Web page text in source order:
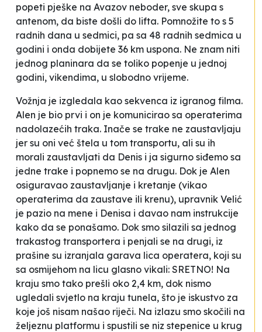
popeti pješke na Avazov neboder, sve skupa s
antenom, da biste došli do lifta. Pomnožite to s 5
radnih dana u sedmici, pa sa 48 radnih sedmica u
godini i onda dobijete 36 km uspona. Ne znam niti
jednog planinara da se toliko popenje u jednoj
godini, vikendima, u slobodno vrijeme.
Vožnja je izgledala kao sekvenca iz igranog filma.
Alen je bio prvi i on je komunicirao sa operaterima
nadolazećih traka. Inače se trake ne zaustavljaju
jer su oni već štela u tom transportu, ali su ih
morali zaustavljati da Denis i ja sigurno siđemo sa
jedne trake i popnemo se na drugu. Dok je Alen
osiguravao zaustavljanje i kretanje (vikao
operaterima da zaustave ili krenu), upravnik Velić
je pazio na mene i Denisa i davao nam instrukcije
kako da se ponašamo. Dok smo silazili sa jednog
trakastog transportera i penjali se na drugi, iz
prašine su izranjala garava lica operatera, koji su
sa osmijehom na licu glasno vikali: SRETNO! Na
kraju smo tako prešli oko 2,4 km, dok nismo
ugledali svjetlo na kraju tunela, što je iskustvo za
koje još nisam našao riječi. Na izlazu smo skočili na
željeznu platformu i spustili se niz stepenice u krug